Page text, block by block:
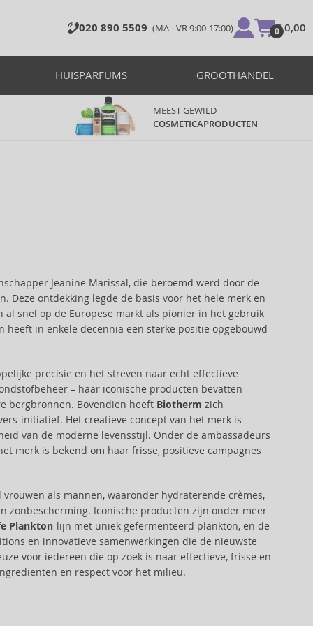
020 890 5509 (MA - VR 9:00-17:00) 0
€ 0,00
HUISPARFUMS GROOTHANDEL
MEEST GEWILD
COSMETICAPRODUCTEN
Jeanine Marissal, die beroemd werd door de
Deze ontdekking legde de basis voor het hele merk en
al snel op de Europese markt als pionier in het gebruik
in enkele decennia een sterke positie opgebouwd
precisie en het streven naar echt effectieve
– haar iconische producten bevatten
bergbronnen. Bovendien heeft Biotherm zich
initiatief. Het creatieve concept van het merk is
van de moderne levensstijl. Onder de ambassadeurs
merk is bekend om haar frisse, positieve campagnes
als mannen, waaronder hydraterende crèmes,
zonbescherming. Iconische producten zijn onder meer
Plankton-lijn met uniek gefermenteerd plankton, en de
en innovatieve samenwerkingen die de nieuwste
voor iedereen die op zoek is naar effectieve, frisse en
en respect voor het milieu.